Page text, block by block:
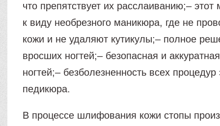
что препятствует их расслаиванию;– этот
к виду необрезного маникюра, где не
кожи и не удаляют кутикулы;– полное
вросших ногтей;– безопасная и
ногтей;– безболезненность всех процедур
педикюра.
В процессе шлифования кожи стопы